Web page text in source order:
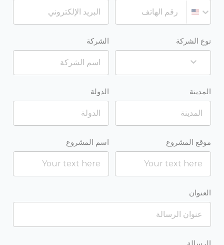
الشركة نوع الشركة
الدولة المدينة
اسم المشروع موقع المشروع
العنوان